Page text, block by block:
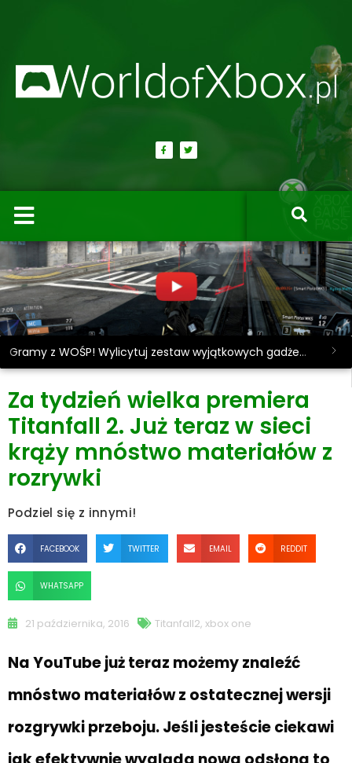
Gramy z WOŚP! Wylicytuj zestaw wyjątkowych gadżetów.
Za tydzień wielka premiera
Titanfall 2. Już teraz w sieci
krąży mnóstwo materiałów z
rozrywki
Podziel się z innymi!
FACEBOOK TWITTER EMAIL REDDIT
WHATSAPP
21 października, 2016 Titanfall2, xbox one
Na YouTube już teraz możemy znaleźć
mnóstwo materiałów z ostatecznej wersji
rozgrywki przeboju. Jeśli jesteście ciekawi